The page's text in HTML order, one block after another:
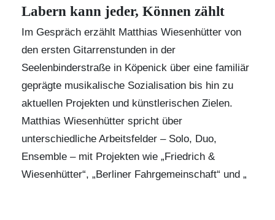
Labern kann jeder, Können zählt
Im Gespräch erzählt Matthias Wiesenhütter von
den ersten Gitarrenstunden in der
Seelenbinderstraße in Köpenick über eine familiär
geprägte musikalische Sozialisation bis hin zu
aktuellen Projekten und künstlerischen Zielen.
Matthias Wiesenhütter spricht über
unterschiedliche Arbeitsfelder – Solo, Duo,
Ensemble – mit Projekten wie „Friedrich &
Wiesenhütter“, „Berliner Fahrgemeinschaft“ und „